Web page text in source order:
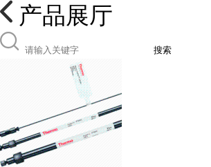
产品展厅
搜索